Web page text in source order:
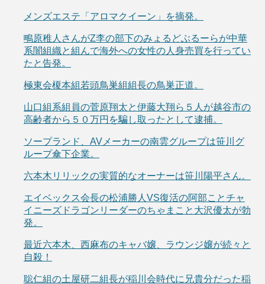
メンズエステ「アロマクイーン」を摘発。
鴫原稚人さんがZ李の部下のみょるどぶるーらが中華
系闇組織と組んで海外への女性の人身売買を行ってい
たと告発。
極東会榎本組若頭鳥巣組組長の鳥巣正道。
山口組系組員の菅原翔太と伊藤大翔ら５人が越谷市の
高齢者から５０万円を騙し取ったとして逮捕。
ソープランド、AVメーカーの南雲グループは笹川グ
ループ傘下企業。
六本木リリックの実質的なオーナーは笹川陽平さん。
エイベックス会長の松浦勝人VS復活の阿部ことチャ
イニーズドラゴンリーダーのちゃまこと大沢優太が勃
発。
最近六本木、西麻布のキャバ嬢、ラウンジ嬢が続々と
自殺！
聡仁組の土屋研二組長が稲川会時代に兄貴分だった稲